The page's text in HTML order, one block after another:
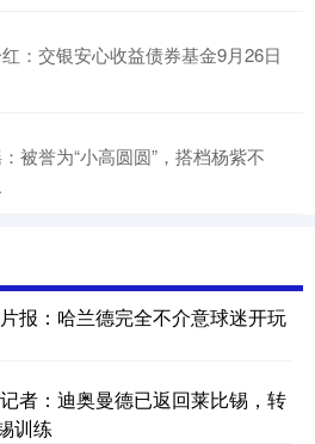
：交银安心收益债券基金9月26日
被誉为“小高圆圆”，搭档杨紫不
报：哈兰德完全不介意球迷开玩
者：迪奥曼德已返回莱比锡，转
训练